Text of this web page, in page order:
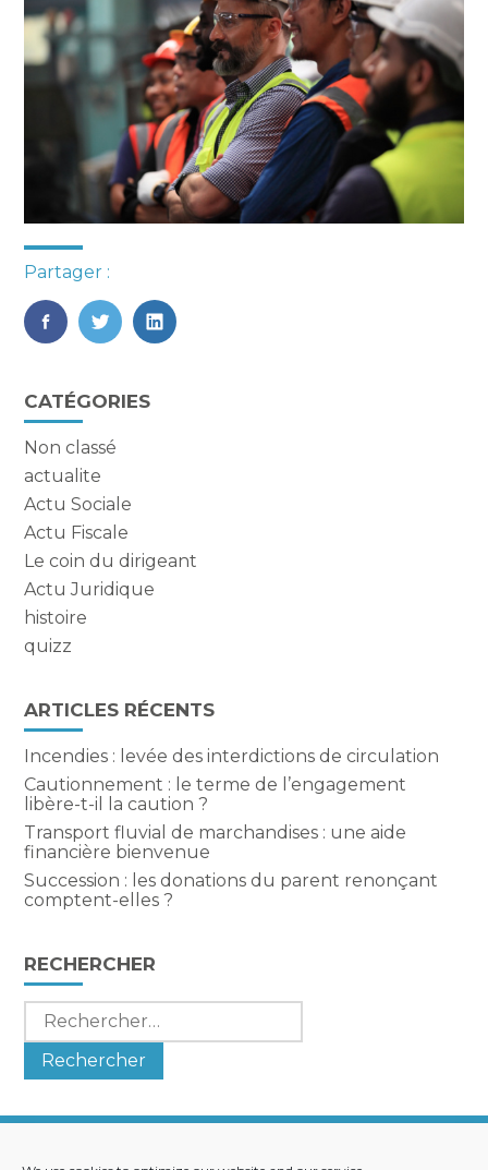
Partager :
FaceBook
TwitterLinkedIn
Blog
sidebar
CATÉGORIES
Non classé
actualite
Actu Sociale
Actu Fiscale
Le coin du dirigeant
Actu Juridique
histoire
quizz
ARTICLES RÉCENTS
Incendies : levée des interdictions de circulation
Cautionnement : le terme de l’engagement
libère-t-il la caution ?
Transport fluvial de marchandises : une aide
financière bienvenue
Succession : les donations du parent renonçant
comptent-elles ?
RECHERCHER
Rechercher :